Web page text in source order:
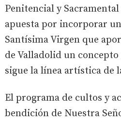
Penitencial y Sacramental
apuesta por incorporar
Santísima Virgen que
de Valladolid un
sigue la línea artística de
El programa de cultos y
bendición de Nuestra